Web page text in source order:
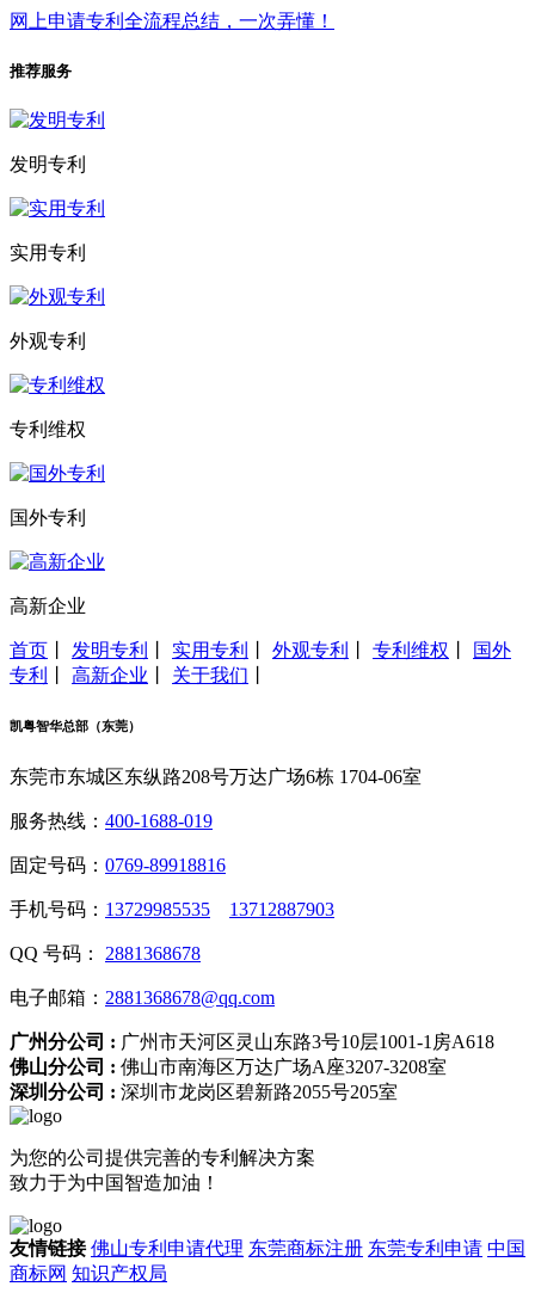
网上申请专利全流程总结，一次弄懂！
推荐服务
发明专利
实用专利
外观专利
专利维权
国外专利
高新企业
首页 发明专利 实用专利 外观专利 专利维权
国外
专利
高新企业 关于我们
凯粤智华总部（东莞）
东莞市东城区东纵路208号万达广场6栋 1704-06室
服务热线： 400-1688-019
固定号码： 0769-89918816
手机号码： 13729985535 13712887903
QQ 号码： 2881368678
电子邮箱： 2881368678@qq.com
广州分公司 : 广州市天河区灵山东路3号10层1001-1房A618
佛山分公司 : 佛山市南海区万达广场A座3207-3208室
深圳分公司 : 深圳市龙岗区碧新路2055号205室
为您的公司提供完善的专利解决方案
致力于为中国智造加油！
友情链接 佛山专利申请代理 东莞商标注册 东莞专利申请 中国
商标网 知识产权局